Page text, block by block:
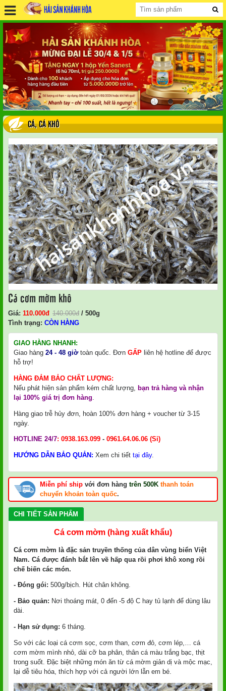
CÁ,CÁ KHÔ
Cá cơm mờm khô
Giá: 110.000Đ 140.000đ / 500g
Tình trạng: CÒN HÀNG
GIAO HÀNG NHANH:
Giao hàng 24 - 48 giờtoàn quốc. Đơn GẤP liên hệ hotline để được
hỗ trợ!
HÀNG ĐẢM BẢO CHẤT LƯỢNG:
Nếu phát hiện sản phẩm kém chất lượng,
bạn trả hàng và nhận
lại 100% giá trị đơn hàng
Hàng giao trễ hủy đơn, hoàn 100% đơn hàng + voucher từ 3-15
ngày.
HOTLINE 24/7: 0938.163.099 - 0961.64.06.06 (Sỉ)
HƯỚNG DẪN BẢO QUẢN: Xem chi tiết tại đây.
Miễn phí ship với đơn hàng trên 500K thanh toán
chuyển khoản toàn quốc.
CHI TIẾT SẢN PHẨM
Cá cơm mờm (hàng xuất khẩu)
Cá cơm mờm là đặc sản truyền thống của dân vùng biển Việt
Nam. Cá được đánh bắt lên về hấp qua rồi phơi khô xong rồi
chế biến các món.
- Đóng gói: 500g/bịch. Hút chân không.
- Bảo quản: Nơi thoáng mát, 0 đến -5 độ C hay tủ lạnh để dùng lâu
dài.
- Hạn sử dụng: 6 tháng.
So với các loại cá cơm sọc, cơm than, cơm đỏ, cơm lép,… cá
cơm mờm mình nhỏ, dài cỡ ba phân, thân cá màu trắng bạc, thịt
trong suốt. Đặc biệt những món ăn từ cá mờm giản dị và mộc mạc,
lại dễ tiêu hóa, thích hợp với cả người lớn lẫn em bé.